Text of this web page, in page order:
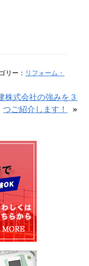
ー： リフォーム・
株式会社の強みを３
つご紹介します！
»